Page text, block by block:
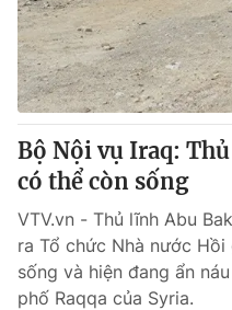
Bộ Nội vụ Iraq:
có thể còn sống
VTV.vn - Thủ lĩnh Abu
ra Tổ chức Nhà nước
sống và hiện đang ẩn
phố Raqqa của Syria.